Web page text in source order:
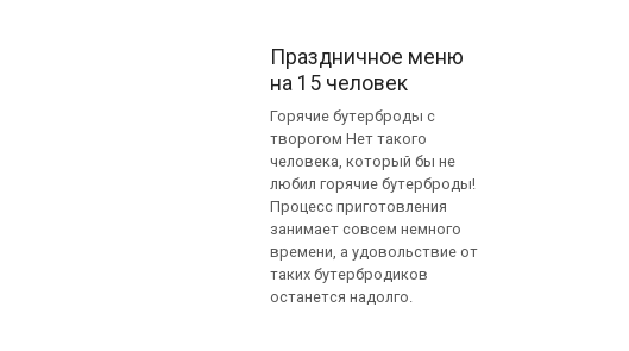
Праздничное меню
на 15 человек
Горячие бутерброды с
творогом Нет такого
человека, который бы не
любил горячие бутерброды!
Процесс приготовления
занимает совсем немного
времени, а удовольствие от
таких бутербродиков
останется надолго.